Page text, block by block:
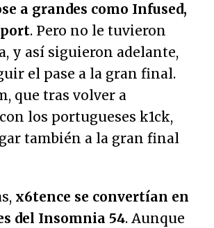
a grandes como Infused,
. Pero no le tuvieron
y así siguieron adelante,
el pase a la gran final.
que tras volver a
los portugueses k1ck,
también a la gran final
x6tence se convertían en
del Insomnia 54. Aunque